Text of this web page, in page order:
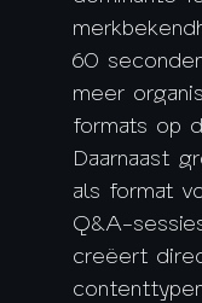
60
meer
formats op
Daarnaast
als format
Q&A-
creëert